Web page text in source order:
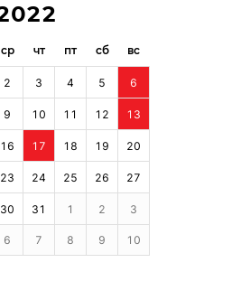
ср чт пт сб вс
2 3 4 5 6
9 10 11 12 13
16 17 18 19 20
23 24 25 26 27
30 31 1 2 3
6 7 8 9 10